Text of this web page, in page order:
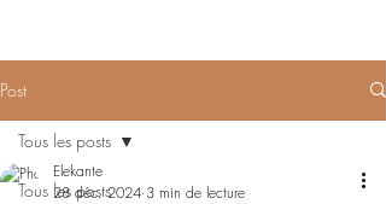
Post
Tous les posts
Tous les posts
Elekante
28 déc. 2024 3 min de lecture